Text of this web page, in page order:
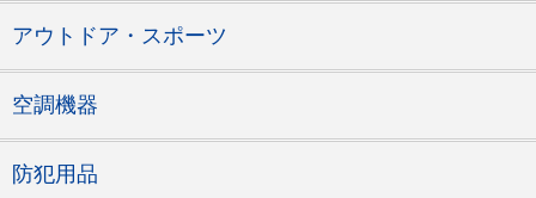
アウトドア・スポーツ
空調機器
防犯用品